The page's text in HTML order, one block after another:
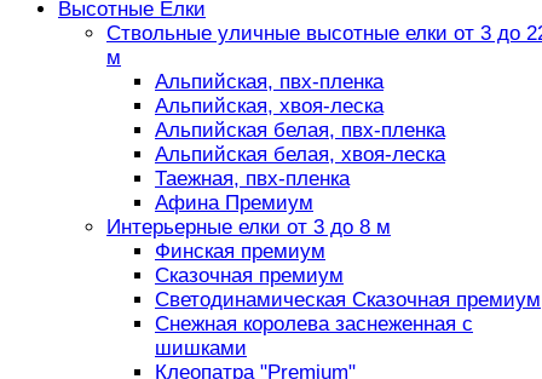
Высотные Елки
Ствольные уличные высотные елки от 3 до
м
Альпийская, пвх-пленка
Альпийская, хвоя-леска
Альпийская белая, пвх-пленка
Альпийская белая, хвоя-леска
Таежная, пвх-пленка
Афина Премиум
Интерьерные елки от 3 до 8 м
Финская премиум
Сказочная премиум
Светодинамическая Сказочная премиум
Снежная королева заснеженная с
шишками
Клеопатра "Premium"